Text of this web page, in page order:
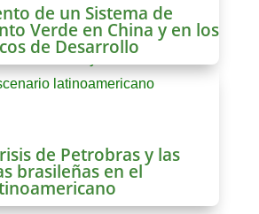
de un Sistema de
Verde en China y en los
de Desarrollo
de Petrobras y las
brasileñas en el